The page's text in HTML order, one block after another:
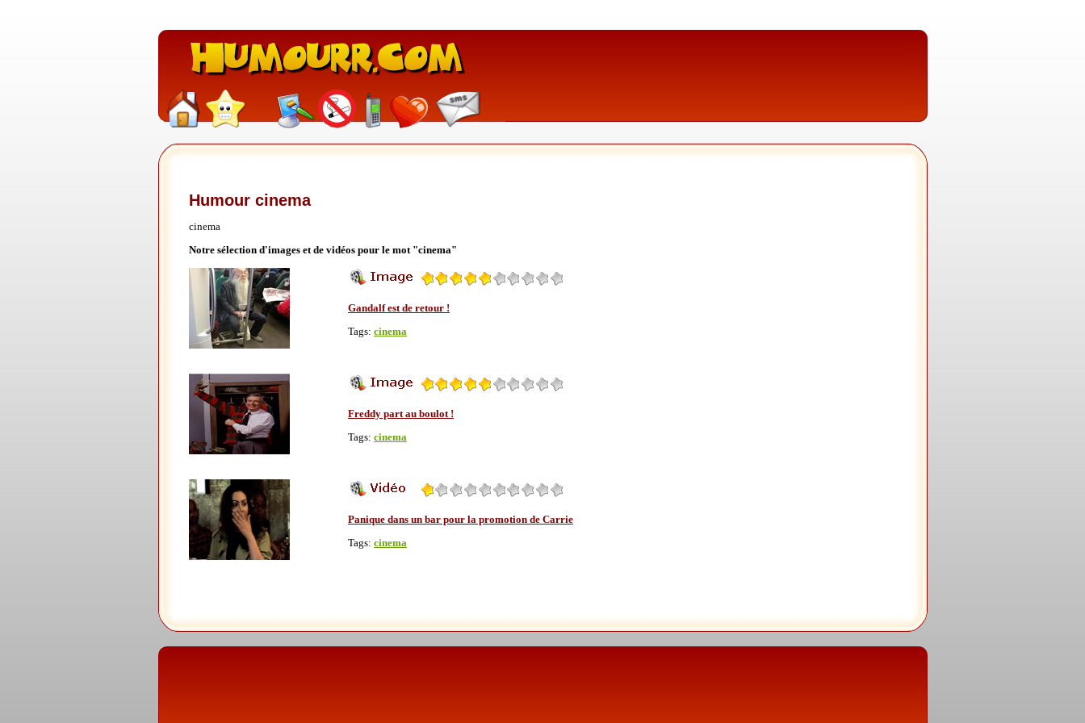
Humour cinema
cinema
Notre sélection d'images et de vidéos pour le mot "cinema"
Gandalf est de retour !
Tags: cinema
Freddy part au boulot !
Tags: cinema
Panique dans un bar pour la promotion de Carrie
Tags: cinema